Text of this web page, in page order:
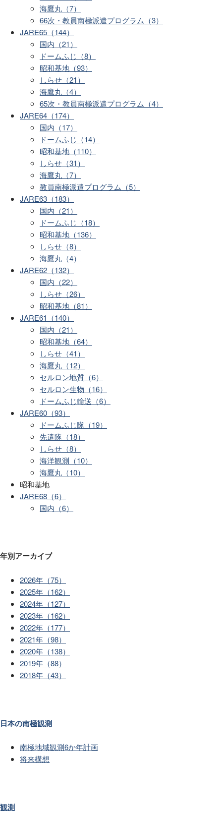
海鷹丸（7）
66次・教員南極派遣プログラム（3）
JARE65（144）
国内（21）
ドームふじ（8）
昭和基地（93）
しらせ（21）
海鷹丸（4）
65次・教員南極派遣プログラム（4）
JARE64（174）
国内（17）
ドームふじ（14）
昭和基地（110）
しらせ（31）
海鷹丸（7）
教員南極派遣プログラム（5）
JARE63（183）
国内（21）
ドームふじ（18）
昭和基地（136）
しらせ（8）
海鷹丸（4）
JARE62（132）
国内（22）
しらせ（26）
昭和基地（81）
JARE61（140）
国内（21）
昭和基地（64）
しらせ（41）
海鷹丸（12）
セルロン地質（6）
セルロン生物（16）
ドームふじ輸送（6）
JARE60（93）
ドームふじ隊（19）
先遣隊（18）
しらせ（8）
海洋観測（10）
海鷹丸（10）
昭和基地
JARE68（6）
国内（6）
年別アーカイブ
2026年（75）
2025年（162）
2024年（127）
2023年（162）
2022年（177）
2021年（98）
2020年（138）
2019年（88）
2018年（43）
日本の南極観測
南極地域観測6か年計画
将来構想
観測